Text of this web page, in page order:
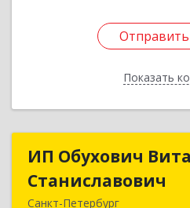
Отправить
Показать
Отправить
ИП Обухович
Станиславович
Санкт-Петербург
ИП